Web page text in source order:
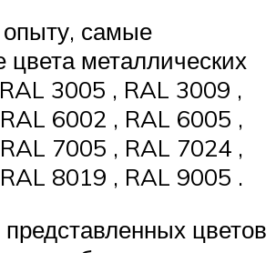
самые
цвета металлических
3005 , RAL 3009 ,
6002 , RAL 6005 ,
7005 , RAL 7024 ,
8019 , RAL 9005 .
цветов